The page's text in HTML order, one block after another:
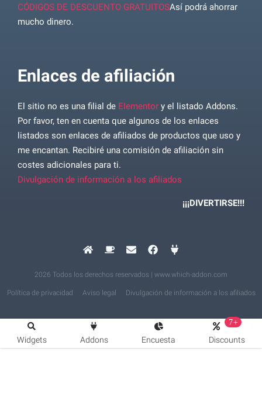
CÓDIGOS DE DESCUENTO GRATUITOSAsí podrá ahorrar
mucho dinero.
Enlaces de afiliación
El sitio no es una filial de Elementor y el listado Addons.
Por favor, ten en cuenta que algunos de los enlaces
listados son enlaces de afiliados de productos que uso y
me encantan. Recibiré una comisión de afiliación sin
costes adicionales para ti.
Divulgación de información a los afiliados
¡¡¡DIVERTIRSE!!!
2026 Todos los derechos reservados | www.which-addon.com
Política de privacidad Aviso legal Divulgación de información a los afiliados
Widgets Addons Encuesta
7+
Discounts